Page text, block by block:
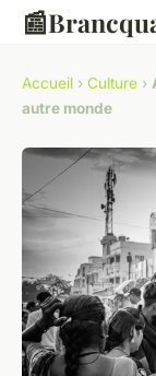
📰
Accueil › Culture ›
autre monde